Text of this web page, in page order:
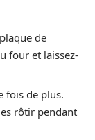
de
four et laissez-
fois de plus.
rôtir pendant